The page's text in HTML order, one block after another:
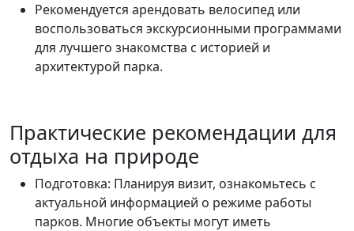
Рекомендуется арендовать велосипед или
воспользоваться экскурсионными программами
для лучшего знакомства с историей и
архитектурой парка.
Практические рекомендации для
отдыха на природе
Подготовка: Планируя визит, ознакомьтесь с
актуальной информацией о режиме работы
парков. Многие объекты могут иметь